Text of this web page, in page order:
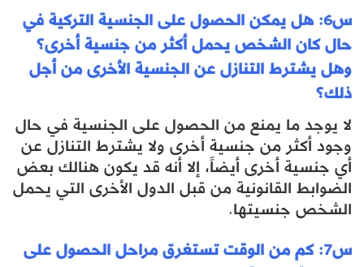
س6: هل يمكن الحصول على الجنسية التركية في
حال كان الشخص يحمل أكثر من جنسية أخرى؟
وهل يشترط التنازل عن الجنسية الأخرى من أجل
ذلك؟
لا يوجد ما يمنع من الحصول على الجنسية في حال
وجود أكثر من جنسية أخرى ولا يشترط التنازل عن
أي جنسية أخرى أيضاً، إلا أنه قد يكون هنالك بعض
الضوابط القانونية من قبل الدول الأخرى التي يحمل
الشخص جنسيتها.
س7: كم من الوقت تستغرق مراحل الحصول على